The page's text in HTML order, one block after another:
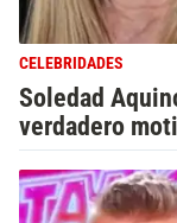
CELEBRIDADES
Soledad
verdadero